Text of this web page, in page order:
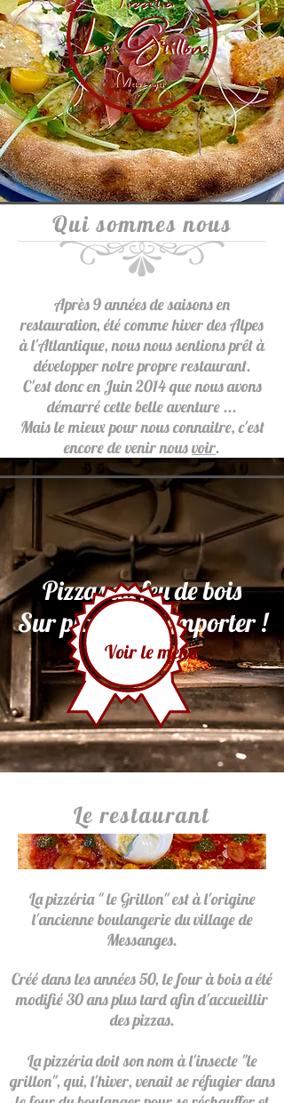
Qui sommes nous
Après 9 années de saisons en
restauration, été comme hiver des Alpes
à l'Atlantique, nous nous sentions prêt à
développer notre propre restaurant.
C'est donc en Juin 2014 que nous avons
démarré cette belle aventure ...
Mais le mieux pour nous connaitre, c'est
encore de venir nousvoir.
Pizzas au feu de bois
Sur place ou à emporter !
Voir le menu
Le restaurant
La pizzéria " le Grillon" est à l'origine
l'ancienne boulangerie du village de
Messanges.
Créé dans les années 50, le four à bois a été
modifié 30 ans plus tard afin d'accueillir
des pizzas.
La pizzéria doit son nom à l'insecte "le
grillon", qui, l'hiver, venait se réfugier dans